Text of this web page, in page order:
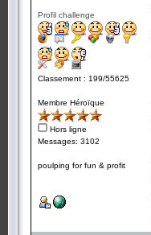
Profil challenge
Classement : 199/55625
Membre Héroïque
Hors ligne
Messages: 3102
poulping for fun & profit